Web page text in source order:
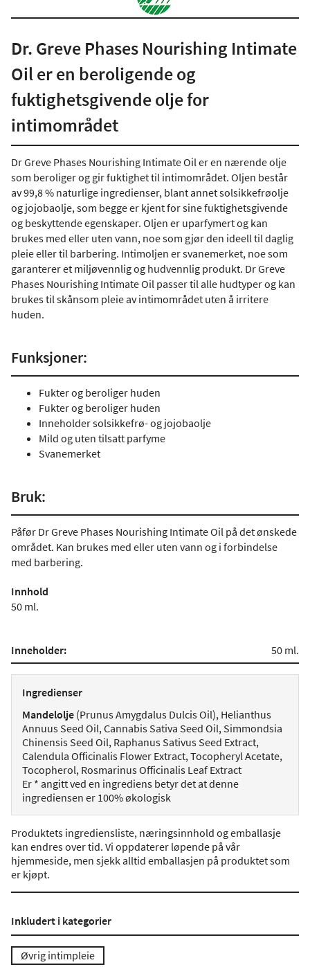
Dr. Greve Phases Nourishing Intimate
Oil er en beroligende og
fuktighetsgivende olje for
intimområdet
Dr Greve Phases Nourishing Intimate Oil er en nærende olje
som beroliger og gir fuktighet til intimområdet. Oljen består
av 99,8 % naturlige ingredienser, blant annet solsikkefrøolje
og jojobaolje, som begge er kjent for sine fuktighetsgivende
og beskyttende egenskaper. Oljen er uparfymert og kan
brukes med eller uten vann, noe som gjør den ideell til daglig
pleie eller til barbering. Intimoljen er svanemerket, noe som
garanterer et miljøvennlig og hudvennlig produkt. Dr Greve
Phases Nourishing Intimate Oil passer til alle hudtyper og kan
brukes til skånsom pleie av intimområdet uten å irritere
huden.
Funksjoner:
Fukter og beroliger huden
Fukter og beroliger huden
Inneholder solsikkefrø- og jojobaolje
Mild og uten tilsatt parfyme
Svanemerket
Bruk:
Påfør Dr Greve Phases Nourishing Intimate Oil på det ønskede
området. Kan brukes med eller uten vann og i forbindelse
med barbering.
Innhold
50 ml.
Inneholder: 50 ml.
Ingredienser
Mandelolje (Prunus Amygdalus Dulcis Oil), Helianthus
Annuus Seed Oil, Cannabis Sativa Seed Oil, Simmondsia
Chinensis Seed Oil, Raphanus Sativus Seed Extract,
Calendula Officinalis Flower Extract, Tocopheryl Acetate,
Tocopherol, Rosmarinus Officinalis Leaf Extract
Er * angitt ved en ingrediens betyr det at denne
ingrediensen er 100% økologisk
Produktets ingrediensliste, næringsinnhold og emballasje
kan endres over tid. Vi oppdaterer løpende på vår
hjemmeside, men sjekk alltid emballasjen på produktet som
er kjøpt.
Inkludert i kategorier
Øvrig intimpleie